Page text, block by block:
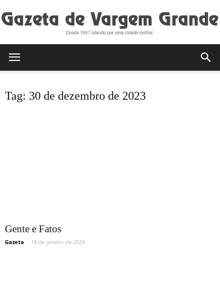
Tag: 30 de dezembro de 2023
Gente e Fatos
Gazeta - 18 de janeiro de 2024